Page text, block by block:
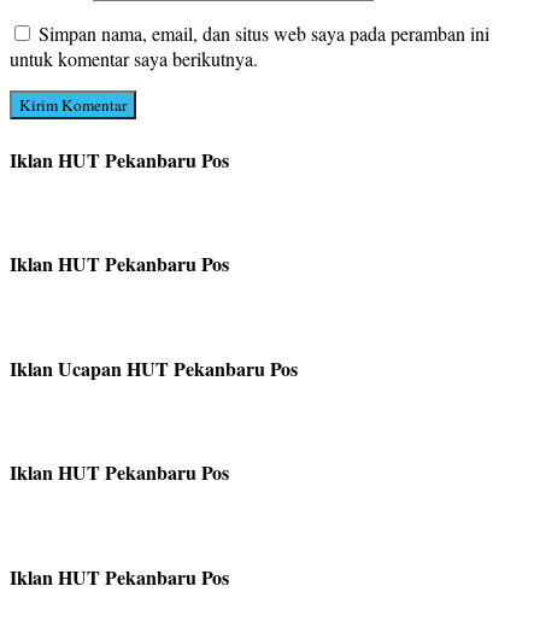
Simpan nama, email, dan situs web saya pada peramban ini
untuk komentar saya berikutnya.
Iklan HUT Pekanbaru Pos
Iklan HUT Pekanbaru Pos
Iklan Ucapan HUT Pekanbaru Pos
Iklan HUT Pekanbaru Pos
Iklan HUT Pekanbaru Pos